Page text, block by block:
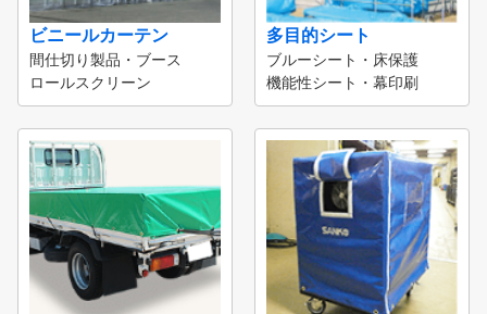
ビニールカーテン
間仕切り製品・ブース
ロールスクリーン
多目的シート
ブルーシート・床保護
機能性シート・幕印刷